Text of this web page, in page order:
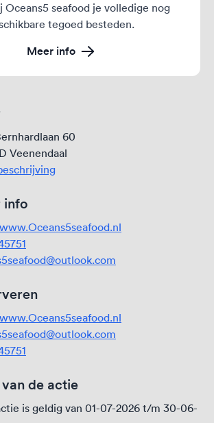
Oceans5 seafood je volledige nog
tegoed besteden.
Meer info
60
Veenendaal
info
de actie
is geldig van 01-07-2026 t/m 30-06-